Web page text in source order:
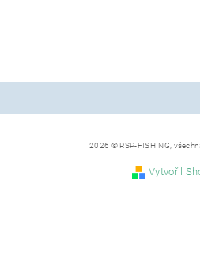
2026 © RSP-FISHING,
Vytvořil